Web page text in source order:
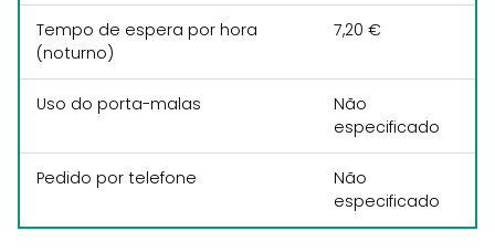
Tempo de espera por hora
(noturno)
7,20 €
Uso do porta-malas
Não
especificado
Pedido por telefone
Não
especificado